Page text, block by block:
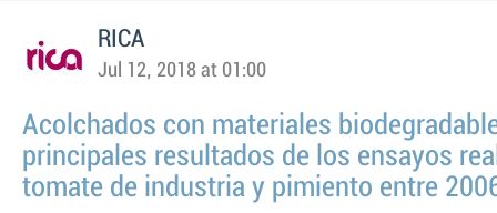
RICA
Jul 12, 2018 at 01:00
Acolchados con materiales
principales resultados de los ensayos
tomate de industria y pimiento entre